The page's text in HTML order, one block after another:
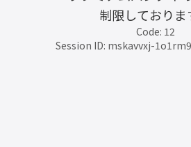
制限しておりま
Code: 12
Session ID: mskavvxj-